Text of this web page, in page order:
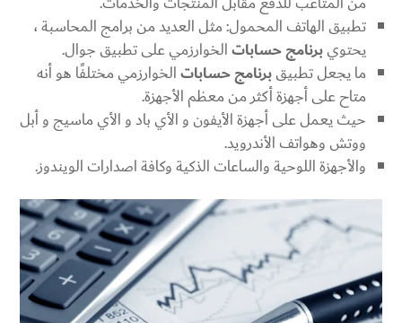
تطبيق الهاتف المحمول: مثل العديد من برامج المحاسبة ،
يحتويبرنامج حساباتالخوارزمي على تطبيق جوال.
ما يجعل تطبيقبرنامج حساباتالخوارزمي مختلفًا هو أنه
متاح على أجهزة أكثر من معظم الأجهزة.
حيث يعمل على أجهزة الأيفون و الأي باد و الأي ماسيج و أبل
ووتش وهواتف الأندرويد.
والأجهزة اللوحية والساعات الذكية وكافة اصدارات الويندوز.